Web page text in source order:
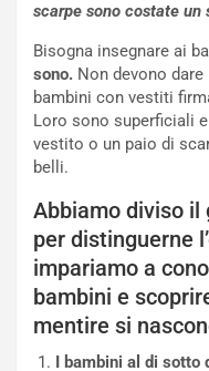
scarpe sono costate un
Bisogna insegnare ai
sono. Non devono
bambini con vestiti
Loro sono superficiali
vestito o un paio di
belli.
Abbiamo diviso il
per distinguerne
impariamo a
bambini e
mentire si
I bambini al di sotto